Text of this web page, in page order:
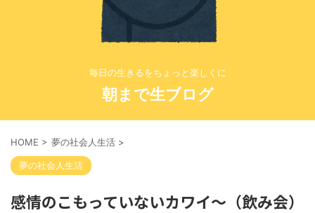
毎日の生きるをちょっと楽しくに
朝まで生ブログ
HOME > 夢の社会人生活 >
夢の社会人生活
感情のこもっていないカワイ〜（飲み会）